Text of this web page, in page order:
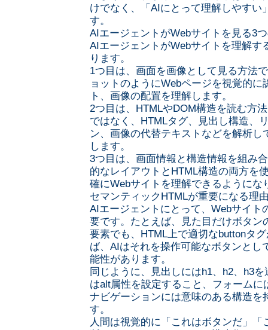
けでなく、「AIにとって理解しやすい
す。
AIエージェントがWebサイトを見る3
AIエージェントがWebサイトを理解す
ります。
1つ目は、画面を画像として見る方法
ョットのようにWebページを視覚的
ト、画像の配置を理解します。
2つ目は、HTMLやDOM構造を読む方
ではなく、HTMLタグ、見出し構造、
ン、画像の代替テキストなどを解析し
します。
3つ目は、画面情報と構造情報を組み
的なレイアウトとHTML構造の両方を
確にWebサイトを理解できるようにな
セマンティックHTMLが重要になる理
AIエージェントにとって、Webサイト
要です。たとえば、見た目だけボタン
要素でも、HTML上で適切なbuttonタ
ば、AIはそれを操作可能なボタンとし
能性があります。
同じように、見出しにはh1、h2、h3
はalt属性を設定すること、フォーム
ナビゲーションには意味のある構造を
す。
人間は視覚的に「これはボタンだ」「